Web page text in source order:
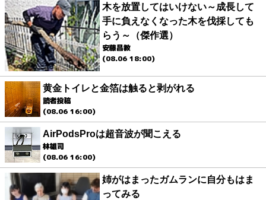
木を放置してはいけない～成長して
手に負えなくなった木を伐採しても
らう～（傑作選）
安藤昌教
(08.06 18:00)
黄金トイレと金箔は触ると剥がれる
読者投稿
(08.06 16:00)
AirPodsProは超音波が聞こえる
林雄司
(08.06 16:00)
姉がはまったガムランに自分もはま
ってみる